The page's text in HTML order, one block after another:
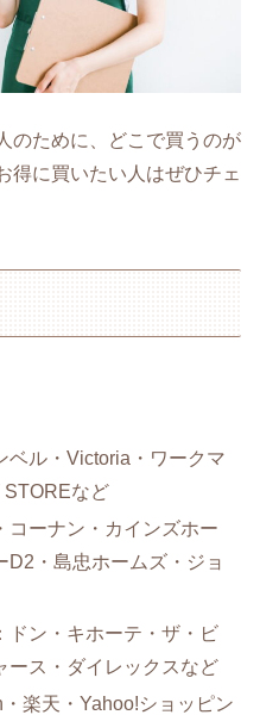
のために、どこで買うのが
得に買いたい人はぜひチェ
ベル・Victoria・ワークマ
STOREなど
コーナン・カインズホー
D2・島忠ホームズ・ジョ
ドン・キホーテ・ザ・ビ
ース・ダイレックスなど
楽天・Yahoo!ショッピン